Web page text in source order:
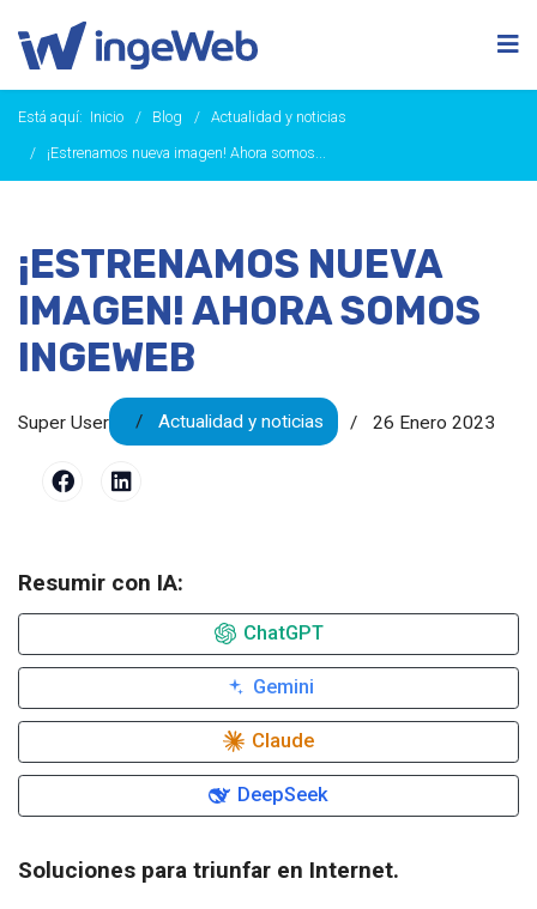
Está aquí: Inicio Blog
Actualidad y noticias
¡Estrenamos nueva imagen! Ahora somos...
¡ESTRENAMOS NUEVA
IMAGEN! AHORA SOMOS
INGEWEB
Super User Actualidad y noticias 26 Enero 2023
Resumir con IA:
ChatGPT
Gemini
Claude
DeepSeek
Soluciones para triunfar en Internet.